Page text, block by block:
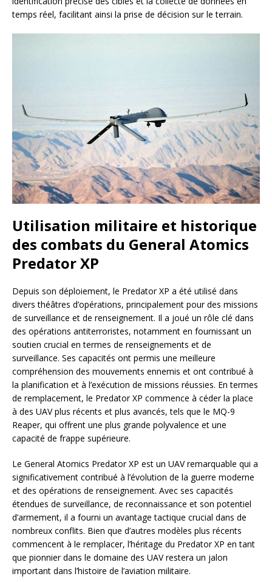
temps réel, facilitant ainsi la prise de décision sur le terrain.
Utilisation militaire et historique
des combats du General Atomics
Predator XP
Depuis son déploiement, le Predator XP a été utilisé dans
divers théâtres d’opérations, principalement pour des missions
de surveillance et de renseignement. Il a joué un rôle clé dans
des opérations antiterroristes, notamment en fournissant un
soutien crucial en termes de renseignements et de
surveillance. Ses capacités ont permis une meilleure
compréhension des mouvements ennemis et ont contribué à
la planification et à l’exécution de missions réussies. En termes
de remplacement, le Predator XP commence à céder la place
à des UAV plus récents et plus avancés, tels que le MQ-9
Reaper, qui offrent une plus grande polyvalence et une
capacité de frappe supérieure.
Le General Atomics Predator XP est un UAV remarquable qui a
significativement contribué à l’évolution de la guerre moderne
et des opérations de renseignement. Avec ses capacités
étendues de surveillance, de reconnaissance et son potentiel
d’armement, il a fourni un avantage tactique crucial dans de
nombreux conflits. Bien que d’autres modèles plus récents
commencent à le remplacer, l’héritage du Predator XP en tant
que pionnier dans le domaine des UAV restera un jalon
important dans l’histoire de l’aviation militaire.